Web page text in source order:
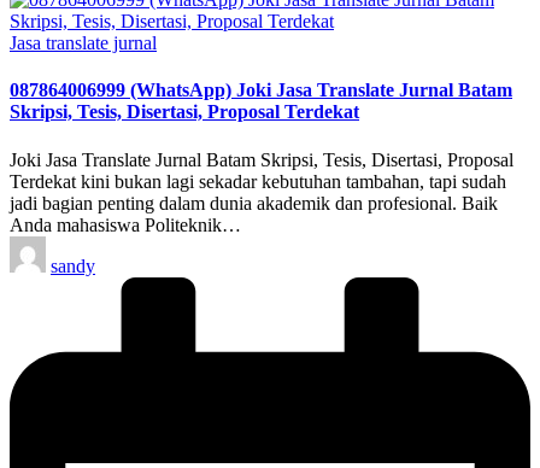
Posted
Jasa translate jurnal
087864006999 (WhatsApp) Joki Jasa Translate Jurnal Batam
Skripsi, Tesis, Disertasi, Proposal Terdekat
Joki Jasa Translate Jurnal Batam Skripsi, Tesis, Disertasi, Proposal
Terdekat kini bukan lagi sekadar kebutuhan tambahan, tapi sudah
jadi bagian penting dalam dunia akademik dan profesional. Baik
Anda mahasiswa Politeknik…
Posted
by
sandy